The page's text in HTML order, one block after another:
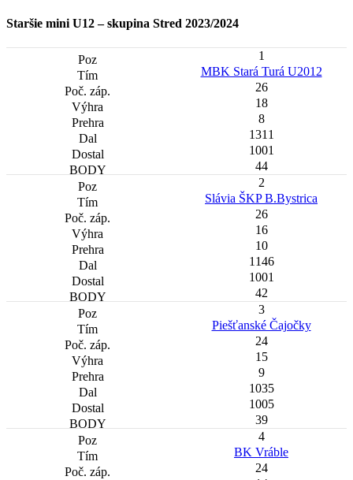
Staršie mini U12 – skupina Stred 2023/2024
1
MBK Stará Turá U2012
26
18
8
1311
1001
44
2
Slávia ŠKP B.Bystrica
26
16
10
1146
1001
42
3
Piešťanské Čajočky
24
15
9
1035
1005
39
4
BK Vráble
24